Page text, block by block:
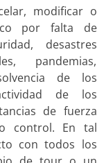
modificar o
por falta de
desastres
pandemias,
de los
de los
de fuerza
control. En tal
con todos los